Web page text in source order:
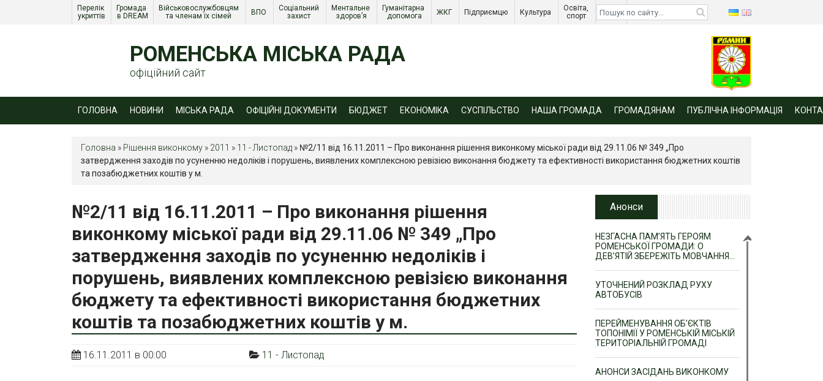
Перелік
укриттів
Громада
в DREAM
Військовослужбовцям
та членам їх сімей
ВПО
Соціальний
захист
Ментальне
здоров’я
Гуманітарна
допомога
ЖКГ Підприємцю Культура
Освіта,
спорт
Діти
війни
РОМЕНСЬКА МІСЬКА РАДА
офіційний сайт
ГОЛОВНА НОВИНИ МІСЬКА РАДА ОФІЦІЙНІ ДОКУМЕНТИ БЮДЖЕТ ЕКОНОМІКА СУСПІЛЬСТВО НАША ГРОМАДА ГРОМАДЯНАМ ПУБЛІЧНА ІНФОРМАЦІЯ
Головна » Рішення виконкому » 2011 » 11 - Листопад » №2/11 від 16.11.2011 – Про виконання рішення виконкому міської ради від 29.11.06 № 349 „Про
затвердження заходів по усуненню недоліків і порушень, виявлених комплексною ревізією виконання бюджету та ефективності використання бюджетних коштів
та позабюджетних коштів у м.
№2/11 від 16.11.2011 – Про виконання рішення
виконкому міської ради від 29.11.06 № 349 „Про
затвердження заходів по усуненню недоліків і
порушень, виявлених комплексною ревізією виконання
бюджету та ефективності використання бюджетних
коштів та позабюджетних коштів у м.
16.11.2011 в 00:00 11 - Листопад
Анонси
НЕЗГАСНА ПАМ’ЯТЬ ГЕРОЯМ
РОМЕНСЬКОЇ ГРОМАДИ: О
ДЕВ’ЯТІЙ ЗБЕРЕЖІТЬ МОВЧАННЯ…
УТОЧНЕНИЙ РОЗКЛАД РУХУ
АВТОБУСІВ
ПЕРЕЙМЕНУВАННЯ ОБ’ЄКТІВ
ТОПОНІМІЇ У РОМЕНСЬКІЙ МІСЬКІЙ
ТЕРИТОРІАЛЬНІЙ ГРОМАДІ
АНОНСИ ЗАСІДАНЬ ВИКОНКОМУ